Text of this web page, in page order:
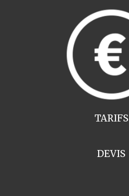
TARIFS
DEVIS